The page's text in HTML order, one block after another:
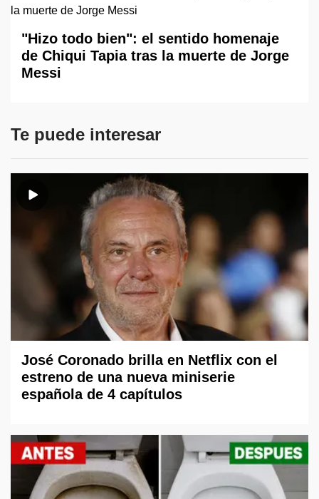
"Hizo todo bien": el sentido homenaje
de Chiqui Tapia tras la muerte de Jorge
Messi
Te puede interesar
José Coronado brilla en Netflix con el
estreno de una nueva miniserie
española de 4 capítulos